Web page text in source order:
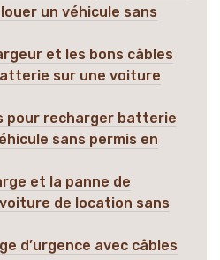
un véhicule sans
et les bons câbles
sur une voiture
pour recharger batterie
sans permis en
et la panne de
de location sans
d’urgence avec câbles